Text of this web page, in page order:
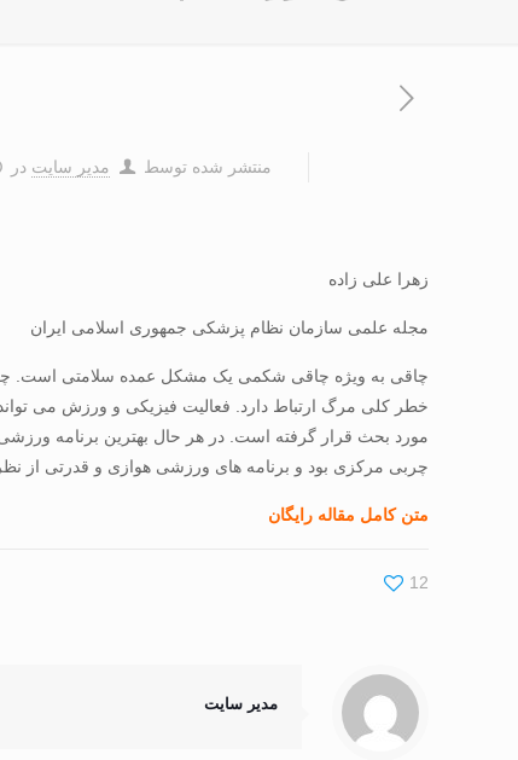
منتشر شده توسط مدیر سایت در
زهرا علی زاده
مجله علمی سازمان نظام پزشکی جمهوری اسلامی ایران
چاقی به ویژه چاقی شکمی یک مشکل عمده سلامتی است.
خطر کلی مرگ ارتباط دارد. فعالیت فیزیکی و ورزش می
مورد بحث قرار گرفته است. در هر حال بهترین برنامه
چربی مرکزی بود و برنامه های ورزشی هوازی و قدرتی از
متن کامل مقاله رایگان
12
مدیر سایت